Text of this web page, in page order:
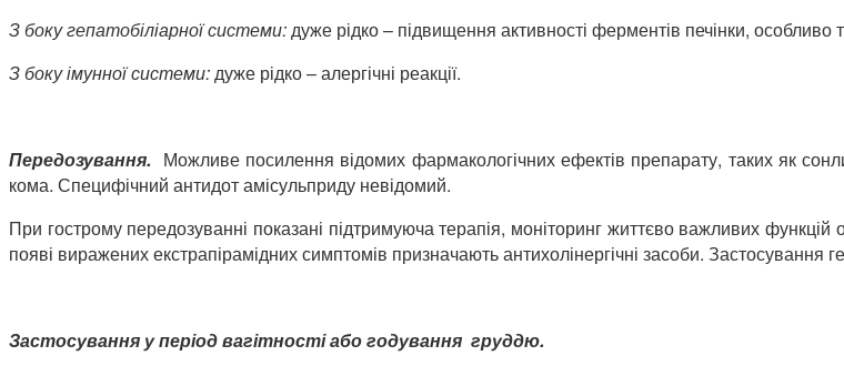
З боку гепатобіліарної системи:дуже рідко – підвищення активності ферментів печінки, особливо
З боку імунної системи:дуже рідко – алергічні реакції.
Передозування. Можливе посилення відомих фармакологічних ефектів препарату, таких як
кома. Специфічний антидот амісульприду невідомий.
При гострому передозуванні показані підтримуюча терапія, моніторинг життєво важливих
появі виражених екстрапірамідних симптомів призначають антихолінергічні засоби. Застосування
Застосування у період вагітності або годування груддю.